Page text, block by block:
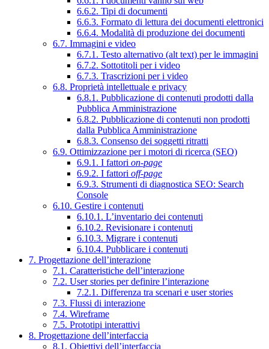
6.6.2. Tipi di documenti
6.6.3. Formato di lettura dei documenti elettronici
6.6.4. Modalità di produzione dei documenti
6.7. Immagini e video
6.7.1. Testo alternativo (alt text) per le immagini
6.7.2. Sottotitoli per i video
6.7.3. Trascrizioni per i video
6.8. Proprietà intellettuale e privacy
6.8.1. Pubblicazione di contenuti prodotti dalla
Pubblica Amministrazione
6.8.2. Pubblicazione di contenuti non prodotti
dalla Pubblica Amministrazione
6.8.3. Consenso dei soggetti ritratti
6.9. Ottimizzazione per i motori di ricerca (SEO)
6.9.1. I fattori on-page
6.9.2. I fattori off-page
6.9.3. Strumenti di diagnostica SEO: Search
Console
6.10. Gestire i contenuti
6.10.1. L’inventario dei contenuti
6.10.2. Revisionare i contenuti
6.10.3. Migrare i contenuti
6.10.4. Pubblicare i contenuti
7. Progettazione dell’interazione
7.1. Caratteristiche dell’interazione
7.2. User stories per definire l’interazione
7.2.1. Differenza tra scenari e user stories
7.3. Flussi di interazione
7.4. Wireframe
7.5. Prototipi interattivi
8. Progettazione dell’interfaccia
8.1. Obiettivi dell’interfaccia